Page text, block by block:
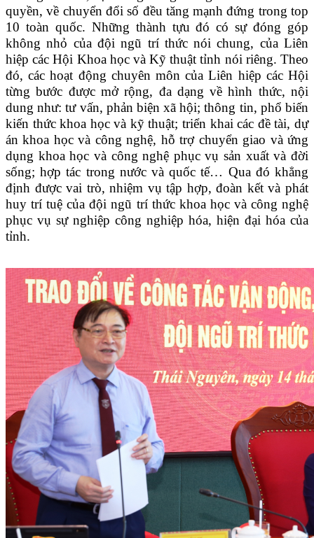
quyền, về chuyển đổi số đều tăng mạnh đứng trong top
10 toàn quốc. Những thành tựu đó có sự đóng góp
không nhỏ của đội ngũ trí thức nói chung, của Liên
hiệp các Hội Khoa học và Kỹ thuật tỉnh nói riêng. Theo
đó, các hoạt động chuyên môn của Liên hiệp các Hội
từng bước được mở rộng, đa dạng về hình thức, nội
dung như: tư vấn, phản biện xã hội; thông tin, phổ biến
kiến thức khoa học và kỹ thuật; triển khai các đề tài, dự
án khoa học và công nghệ, hỗ trợ chuyển giao và ứng
dụng khoa học và công nghệ phục vụ sản xuất và đời
sống; hợp tác trong nước và quốc tế… Qua đó khẳng
định được vai trò, nhiệm vụ tập hợp, đoàn kết và phát
huy trí tuệ của đội ngũ trí thức khoa học và công nghệ
phục vụ sự nghiệp công nghiệp hóa, hiện đại hóa của
tỉnh.